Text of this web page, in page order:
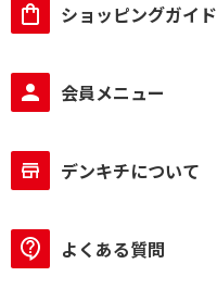
ショッピングガイド
会員メニュー
デンキチについて
よくある質問